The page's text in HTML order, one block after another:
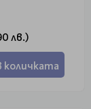
лв.)
количката